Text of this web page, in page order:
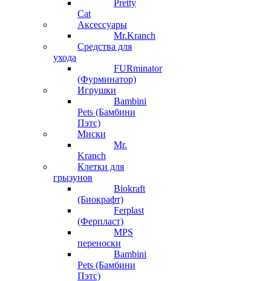
Pretty
Cat
Аксессуары
Mr.Kranch
Средства для
ухода
FURminator
(Фурминатор)
Игрушки
Bambini
Pets (Бамбини
Пэтс)
Миски
Mr.
Kranch
Клетки для
грызунов
Biokraft
(Биокрафт)
Ferplast
(Ферпласт)
MPS
переноски
Bambini
Pets (Бамбини
Пэтс)